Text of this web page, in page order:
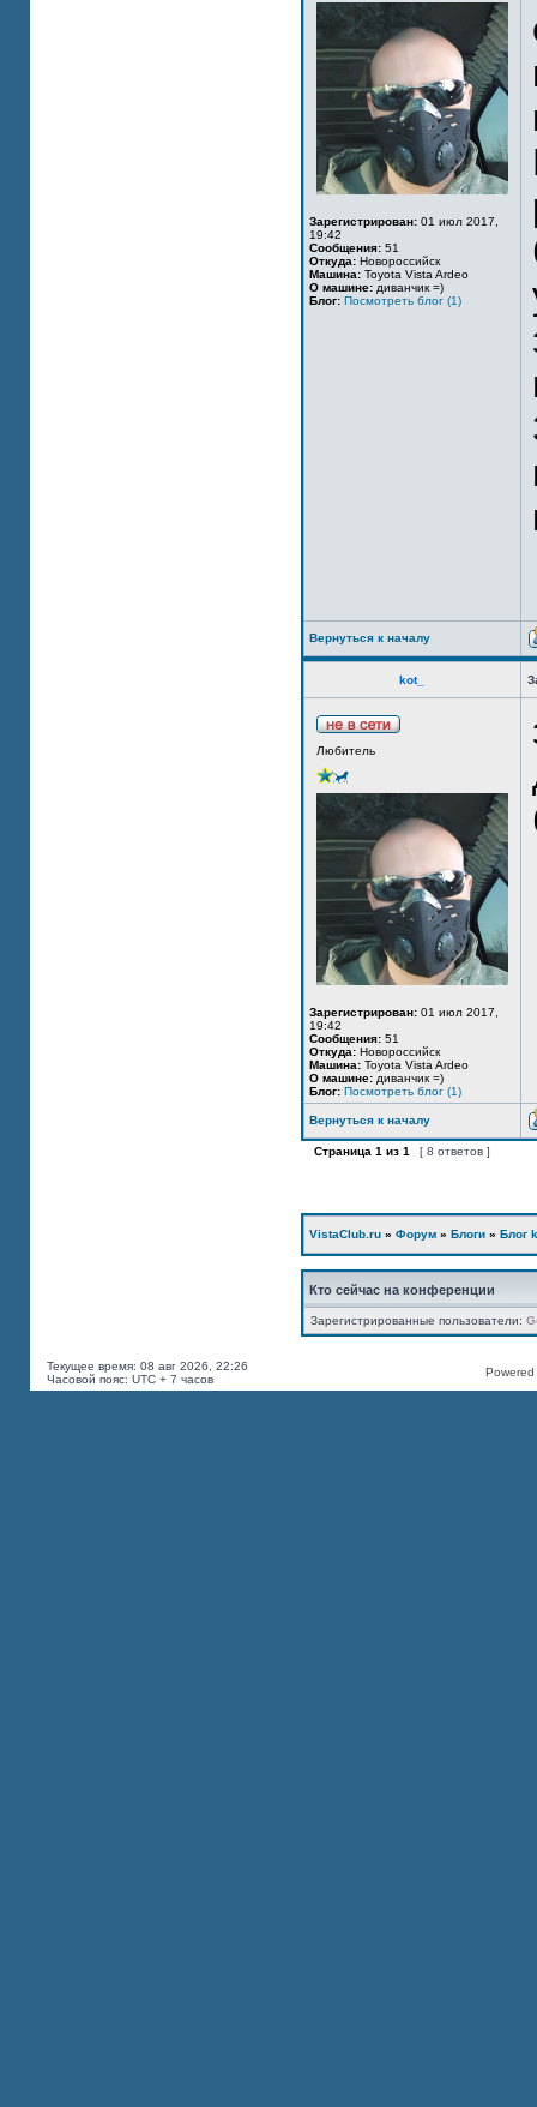
Зарегистрирован: 01 июл 2017,
19:42
Сообщения: 51
Откуда: Новороссийск
Машина: Toyota Vista Ardeo
О машине: диванчик =)
Блог: Посмотреть блог (1)
Вернуться к началу
kot_
Любитель
Зарегистрирован: 01 июл 2017,
19:42
Сообщения: 51
Откуда: Новороссийск
Машина: Toyota Vista Ardeo
О машине: диванчик =)
Блог: Посмотреть блог (1)
Вернуться к началу
Страница 1 из 1 [ 8 ответов ]
VistaClub.ru » Форум » Блоги » Блог
Кто сейчас на конференции
Зарегистрированные пользователи:
Текущее время: 08 авг 2026, 22:26
Часовой пояс: UTC + 7 часов